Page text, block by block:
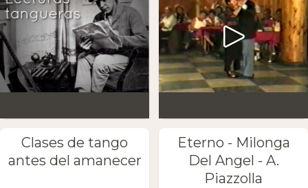
Clases de tango
antes del amanecer
Eterno - Milonga
Del Angel - A.
Piazzolla